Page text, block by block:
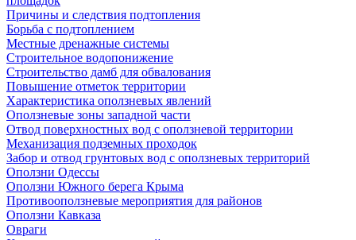
Причины и следствия подтопления
Борьба с подтоплением
Местные дренажные системы
Строительное водопонижение
Строительство дамб для обвалования
Повышение отметок территории
Характеристика оползневых явлений
Оползневые зоны западной части
Отвод поверхностных вод с оползневой территории
Механизация подземных проходок
Забор и отвод грунтовых вод с оползневых территорий
Оползни Одессы
Оползни Южного берега Крыма
Противооползневые мероприятия для районов
Оползни Кавказа
Овраги